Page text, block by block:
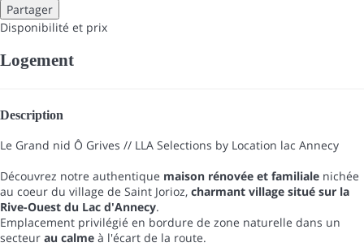
Partager
Disponibilité et prix
Logement
Description
Le Grand nid Ô Grives // LLA Selections by Location lac Annecy
Découvrez notre authentique maison rénovée et familiale nichée
au coeur du village de Saint Jorioz, charmant village situé sur la
Rive-Ouest du Lac d'Annecy.
Emplacement privilégié en bordure de zone naturelle dans un
secteur au calme à l'écart de la route.